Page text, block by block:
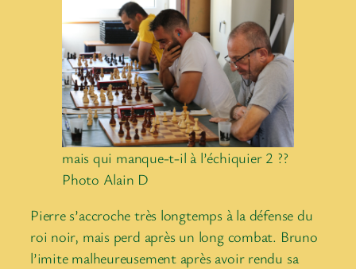
mais qui manque-t-il à l’échiquier 2 ??
Photo Alain D
Pierre s’accroche très longtemps à la défense du
roi noir, mais perd après un long combat. Bruno
l’imite malheureusement après avoir rendu sa